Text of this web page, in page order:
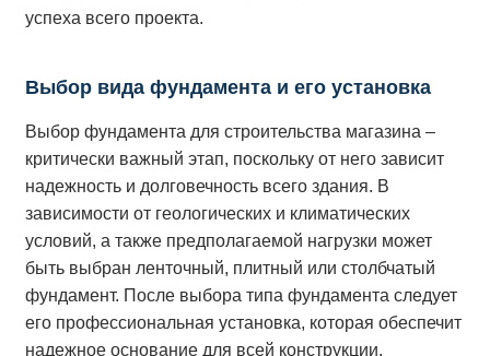
успеха всего проекта.
Выбор вида фундамента и его установка
Выбор фундамента для строительства магазина –
критически важный этап, поскольку от него зависит
надежность и долговечность всего здания. В
зависимости от геологических и климатических
условий, а также предполагаемой нагрузки может
быть выбран ленточный, плитный или столбчатый
фундамент. После выбора типа фундамента следует
его профессиональная установка, которая обеспечит
надежное основание для всей конструкции.